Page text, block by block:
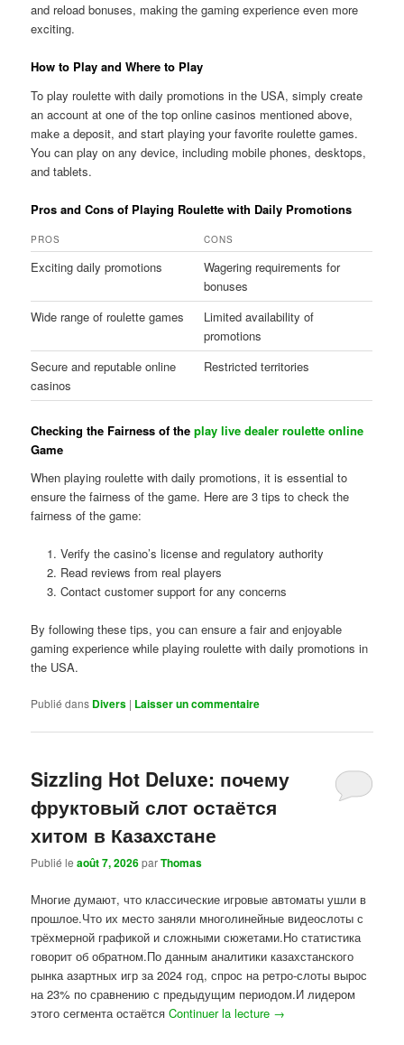
and reload bonuses, making the gaming experience even more
exciting.
How to Play and Where to Play
To play roulette with daily promotions in the USA, simply create
an account at one of the top online casinos mentioned above,
make a deposit, and start playing your favorite roulette games.
You can play on any device, including mobile phones, desktops,
and tablets.
Pros and Cons of Playing Roulette with Daily Promotions
PROS CONS
Exciting daily promotions
Wagering requirements for
bonuses
Wide range of roulette games
Limited availability of
promotions
Secure and reputable online
casinos
Restricted territories
Checking the Fairness of theplay live dealer roulette online
Game
When playing roulette with daily promotions, it is essential to
ensure the fairness of the game. Here are 3 tips to check the
fairness of the game:
Verify the casino’s license and regulatory authority
Read reviews from real players
Contact customer support for any concerns
By following these tips, you can ensure a fair and enjoyable
gaming experience while playing roulette with daily promotions in
the USA.
Publié dans Divers | Laisser un commentaire
Sizzling Hot Deluxe: почему
фруктовый слот остаётся
хитом в Казахстане
Publié leaoût 7, 2026parThomas
Многие думают, что классические игровые автоматы ушли в
прошлое.Что их место заняли многолинейные видеослоты с
трёхмерной графикой и сложными сюжетами.Но статистика
говорит об обратном.По данным аналитики казахстанского
рынка азартных игр за 2024 год, спрос на ретро-слоты вырос
на 23% по сравнению с предыдущим периодом.И лидером
этого сегмента остаётсяContinuer la lecture →